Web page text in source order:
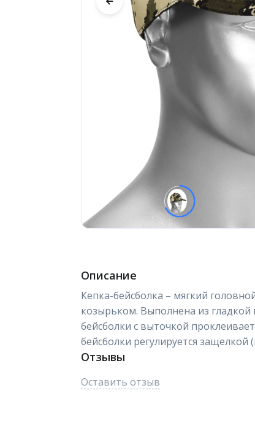
Описание
Кепка-бейсболка – мягкий
козырьком. Выполнена из гладкой
бейсболки с выточкой
бейсболки регулируется защелкой
Отзывы
Оставить отзыв